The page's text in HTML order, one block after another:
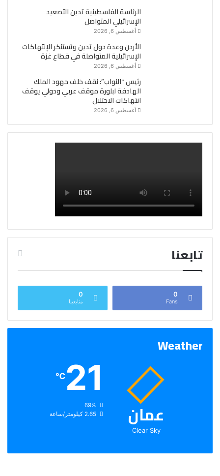
الرئاسة الفلسطينية تدين التصعيد
الإسرائيلي المتواصل
أغسطس 6, 2026
الأردن وعدة دول تدين وتستنكر الإنتهاكات
الإسرائيلية المتواصلة في قطاع غزة
أغسطس 6, 2026
رئيس “النواب”: نقف خلف جهود الملك
الهادفة لبلورة موقف عربي ودولي يوقف
انتهاكات الاحتلال
أغسطس 6, 2026
تابعنا
0
Fans
0
متابعينا
Weather
عمان
Clear Sky
21
℃
الرطوبة:
الرياح:2.65 كيلومتر/ساعة